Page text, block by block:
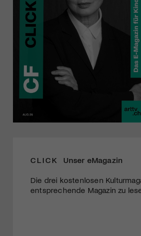
CLICK Unser eMagazin
Die drei kostenlosen
entsprechende Magazin zu